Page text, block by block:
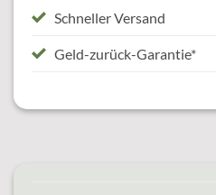
Schneller Versand
Geld-zurück-Garantie*